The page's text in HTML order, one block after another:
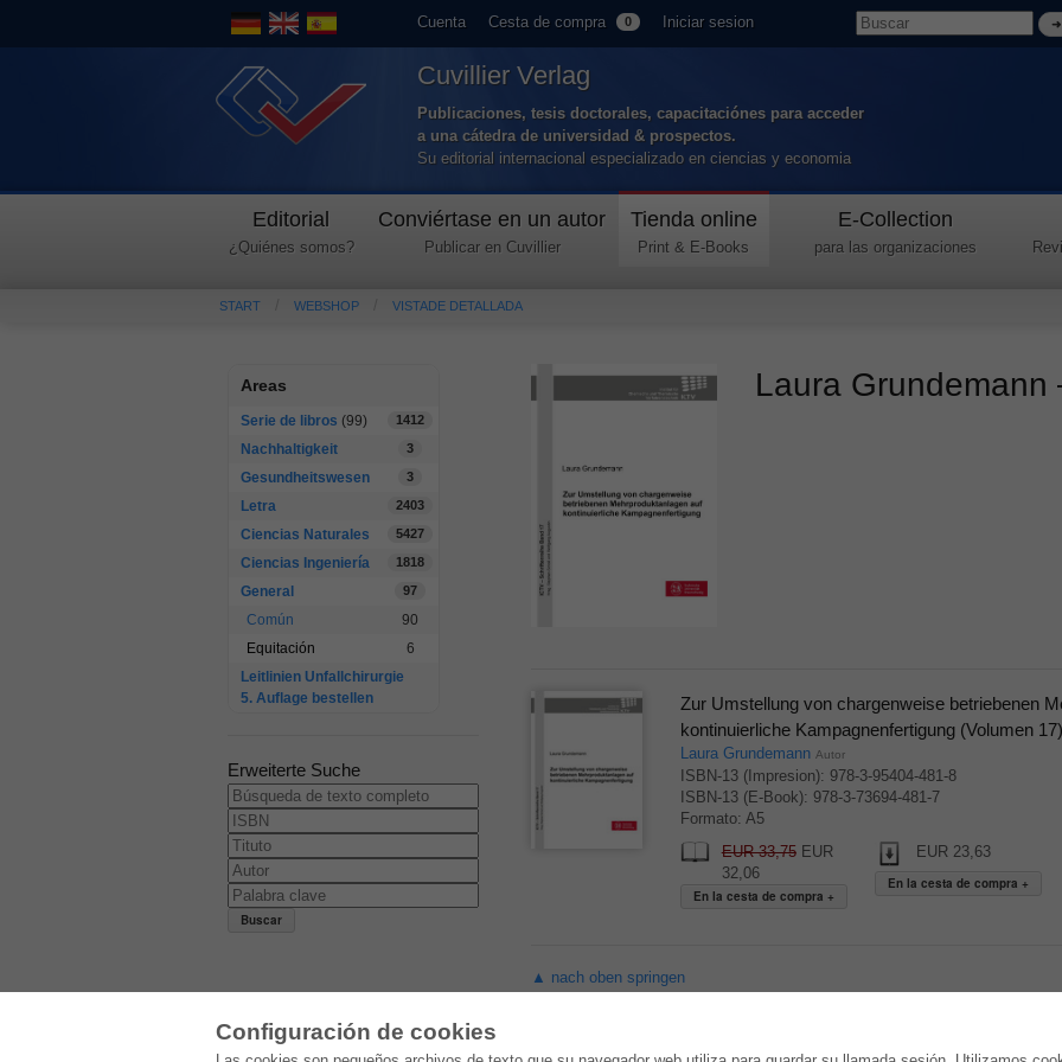
Configuración de cookies
Cuenta Cesta de compra 0 Iniciar sesion
Cuvillier Verlag
Publicaciones, tesis doctorales, capacitaciónes para acceder
a una cátedra de universidad & prospectos.
Su editorial internacional especializado en ciencias y economia
Editorial
¿Quiénes somos?
Conviértase en un autor
Publicar en Cuvillier
Tienda online
Print & E-Books
E-Collection
para las organizaciones
START WEBSHOP VISTADE DETALLADA
Areas
Serie de libros (99) 1412
Nachhaltigkeit 3
Gesundheitswesen 3
Letra 2403
Ciencias Naturales 5427
Ciencias Ingeniería 1818
General 97
Común
90
Equitación
6
Leitlinien Unfallchirurgie
5. Auflage bestellen
Erweiterte Suche
Laura Grundemann
Zur Umstellung von chargenweise betriebenen
kontinuierliche Kampagnenfertigung (Volumen 17)
Laura Grundemann Autor
ISBN-13 (Impresion): 978-3-95404-481-8
ISBN-13 (E-Book): 978-3-73694-481-7
Formato: A5
EUR 33,75EUR
32,06
EUR 23,63
▲ nach oben springen
E-COLLECTION